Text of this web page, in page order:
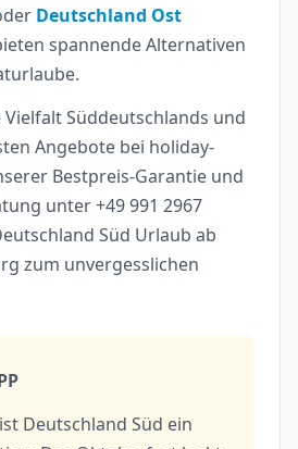
Deutschland Ost
spannende Alternativen
Süddeutschlands und
Angebote bei holiday-
Bestpreis-Garantie und
unter +49 991 2967
Süd Urlaub ab
zum unvergesslichen
Deutschland Süd ein